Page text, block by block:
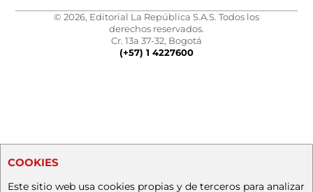
© 2026, Editorial La República S.A.S. Todos los
derechos reservados.
Cr. 13a 37-32, Bogotá
(+57) 1 4227600
COOKIES
Este sitio web usa cookies propias y de terceros para analizar